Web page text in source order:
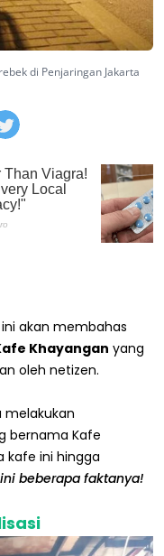
di Penjaringan Jakarta
akan membahas
Khayangan yang
oleh netizen.
melakukan
bernama Kafe
kafe ini hingga
beberapa faktanya!